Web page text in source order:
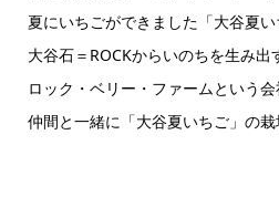
夏にいちごができました「大谷夏い
大谷石＝ROCKからいのちを生み出
ロック・ベリー・ファームという会
仲間と一緒に「大谷夏いちご」の栽